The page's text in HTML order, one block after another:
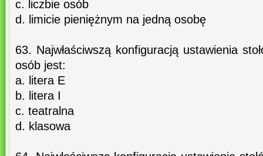
c. liczbie osób
d. limicie pieniężnym na jedną osobę
63. Najwłaściwszą konfiguracją ustawienia
osób jest:
a. litera E
b. litera I
c. teatralna
d. klasowa